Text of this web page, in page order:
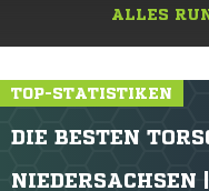
ALLES
TOP-STATISTIKEN
DIE BESTEN